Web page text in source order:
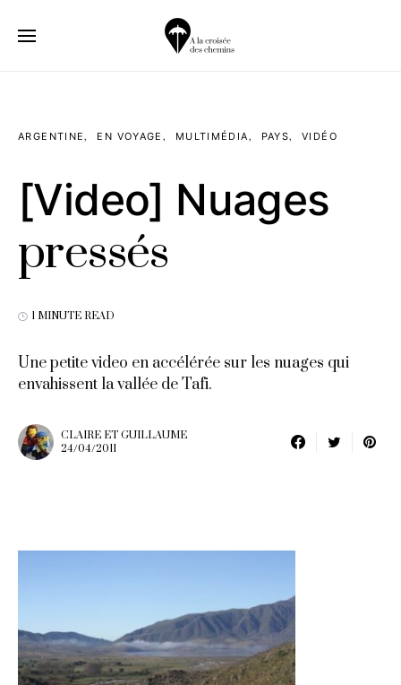
ARGENTINE EN VOYAGE MULTIMÉDIA PAYS VIDÉO
[Video] Nuages
pressés
1 MINUTE READ
Une petite video en accélérée sur les nuages qui
envahissent la vallée de Tafi.
CLAIRE ET GUILLAUME
24/04/2011